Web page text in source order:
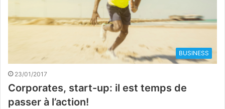
BUSINESS
23/01/2017
Corporates, start-up: il est temps de
passer à l’action!